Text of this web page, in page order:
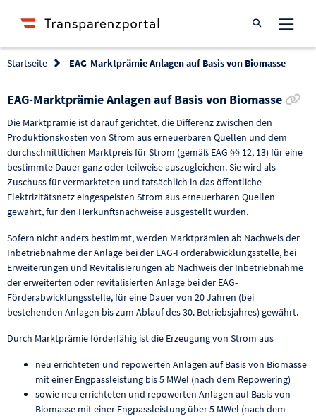
Suche öffnen
Startseite EAG-Marktprämie Anlagen auf Basis von Biomasse
EAG-Marktprämie Anlagen auf Basis von Biomasse
Die Marktprämie ist darauf gerichtet, die Differenz zwischen den
Produktionskosten von Strom aus erneuerbaren Quellen und dem
durchschnittlichen Marktpreis für Strom (gemäß EAG §§ 12, 13) für eine
bestimmte Dauer ganz oder teilweise auszugleichen. Sie wird als
Zuschuss für vermarkteten und tatsächlich in das öffentliche
Elektrizitätsnetz eingespeisten Strom aus erneuerbaren Quellen
gewährt, für den Herkunftsnachweise ausgestellt wurden.
Sofern nicht anders bestimmt, werden Marktprämien ab Nachweis der
Inbetriebnahme der Anlage bei der EAG-Förderabwicklungsstelle, bei
Erweiterungen und Revitalisierungen ab Nachweis der Inbetriebnahme
der erweiterten oder revitalisierten Anlage bei der EAG-
Förderabwicklungsstelle, für eine Dauer von 20 Jahren (bei
bestehenden Anlagen bis zum Ablauf des 30. Betriebsjahres) gewährt.
Durch Marktprämie förderfähig ist die Erzeugung von Strom aus
neu errichteten und repowerten Anlagen auf Basis von Biomasse
mit einer Engpassleistung bis 5 MWel (nach dem Repowering)
sowie neu errichteten und repowerten Anlagen auf Basis von
Biomasse mit einer Engpassleistung über 5 MWel (nach dem